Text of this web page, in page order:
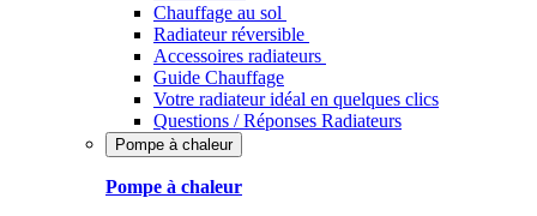
Chauffage au sol
Radiateur réversible
Accessoires radiateurs
Guide Chauffage
Votre radiateur idéal en quelques clics
Questions / Réponses Radiateurs
Pompe à chaleur
Pompe à chaleur